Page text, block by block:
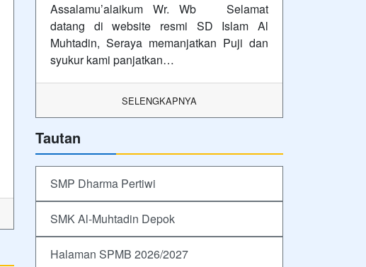
Assalamu’alaikum Wr. Wb Selamat
datang di website resmi SD Islam Al
Muhtadin, Seraya memanjatkan Puji dan
syukur kami panjatkan…
SELENGKAPNYA
Tautan
SMP Dharma Pertiwi
SMK Al-Muhtadin Depok
Halaman SPMB 2026/2027